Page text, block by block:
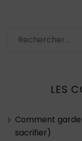
Rechercher :
LES
Comment
sacrifier)